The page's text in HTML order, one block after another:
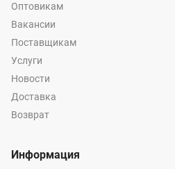
Оптовикам
Вакансии
Поставщикам
Услуги
Новости
Доставка
Возврат
Информация